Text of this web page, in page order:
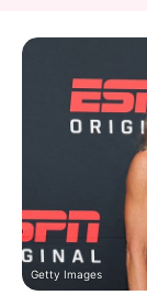
Getty Images